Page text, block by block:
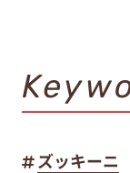
ズッキーニ